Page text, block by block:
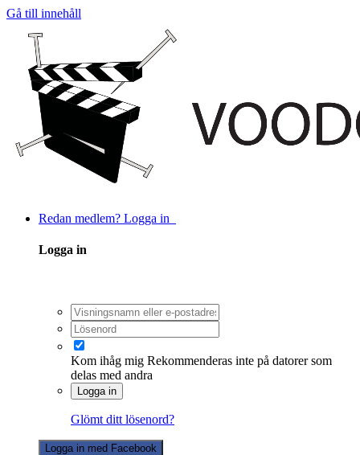
Gå till innehåll
Redan medlem? Logga in
Logga in
Kom ihåg mig Rekommenderas inte på datorer som
delas med andra
Logga in
Glömt ditt lösenord?
Logga in med Facebook